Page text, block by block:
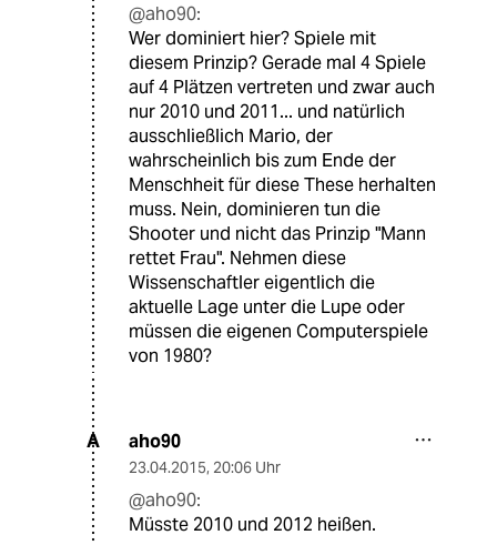
@aho90:
Wer dominiert hier? Spiele mit
diesem Prinzip? Gerade mal 4 Spiele
auf 4 Plätzen vertreten und zwar auch
nur 2010 und 2011... und natürlich
ausschließlich Mario, der
wahrscheinlich bis zum Ende der
Menschheit für diese These herhalten
muss. Nein, dominieren tun die
Shooter und nicht das Prinzip "Mann
rettet Frau". Nehmen diese
Wissenschaftler eigentlich die
aktuelle Lage unter die Lupe oder
müssen die eigenen Computerspiele
von 1980?
A aho90
23.04.2015, 20:06 Uhr
@aho90:
Müsste 2010 und 2012 heißen.